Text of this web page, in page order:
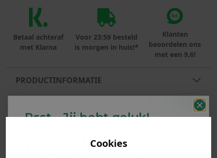
Cookies
Betaal achteraf
met Klarna
Voor 23:59 besteld
is morgen in huis!*
Klanten
beoordelen ons
met een 9,6!
PRODUCTINFORMATIE
Psst... Jij hebt geluk!
Welke mystery
krijg jij? (Tot-30%